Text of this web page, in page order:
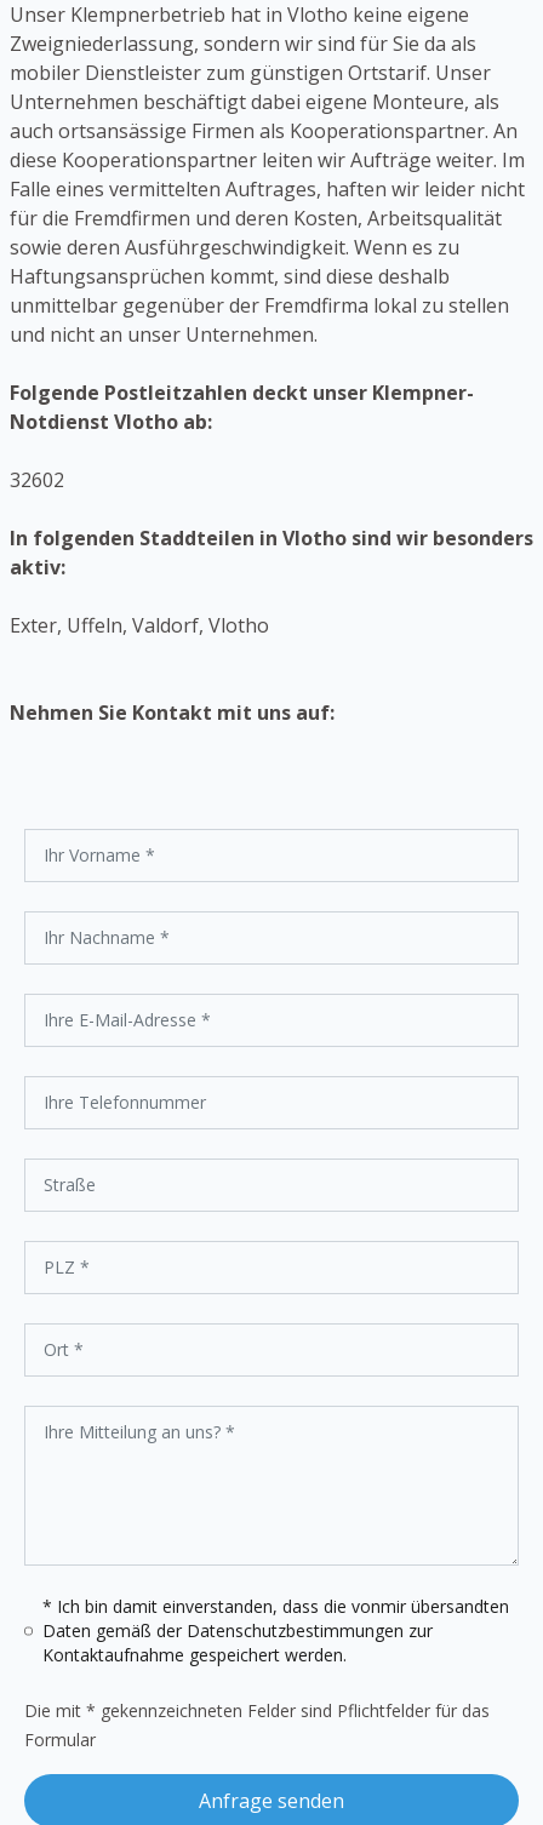
Unser Klempnerbetrieb hat in Vlotho keine eigene
Zweigniederlassung, sondern wir sind für Sie da als
mobiler Dienstleister zum günstigen Ortstarif. Unser
Unternehmen beschäftigt dabei eigene Monteure, als
auch ortsansässige Firmen als Kooperationspartner. An
diese Kooperationspartner leiten wir Aufträge weiter. Im
Falle eines vermittelten Auftrages, haften wir leider nicht
für die Fremdfirmen und deren Kosten, Arbeitsqualität
sowie deren Ausführgeschwindigkeit. Wenn es zu
Haftungsansprüchen kommt, sind diese deshalb
unmittelbar gegenüber der Fremdfirma lokal zu stellen
und nicht an unser Unternehmen.
Folgende Postleitzahlen deckt unser Klempner-
Notdienst Vlotho ab:
32602
In folgenden Staddteilen in Vlotho sind wir besonders
aktiv:
Exter, Uffeln, Valdorf, Vlotho
Nehmen Sie Kontakt mit uns auf:
* Ich bin damit einverstanden, dass die vonmir übersandten
Daten gemäß der Datenschutzbestimmungen zur
Kontaktaufnahme gespeichert werden.
Die mit * gekennzeichneten Felder sind Pflichtfelder für das
Formular
Anfrage senden